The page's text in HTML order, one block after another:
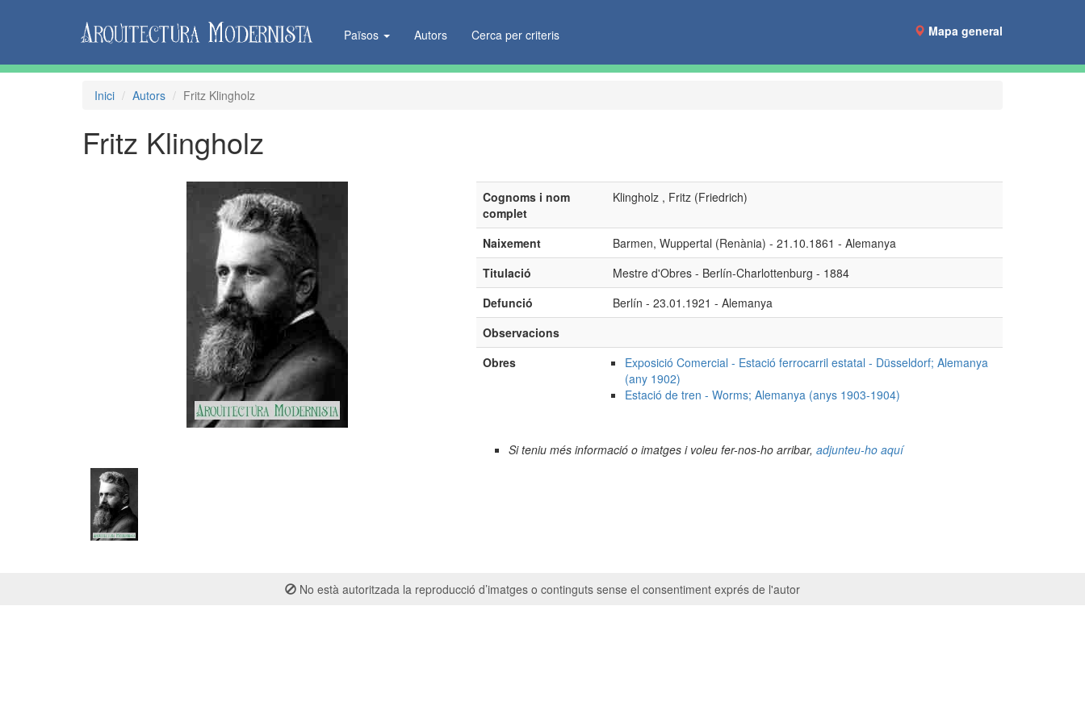
Països Autors Cerca per criteris Mapa general
Inici Autors Fritz Klingholz
Fritz Klingholz
Cognoms i nom
complet
Klingholz , Fritz (Friedrich)
Naixement
Barmen, Wuppertal (Renània) - 21.10.1861 - Alemanya
Titulació
Mestre d'Obres - Berlín-Charlottenburg - 1884
Defunció
Berlín - 23.01.1921 - Alemanya
Observacions
Obres
Exposició Comercial - Estació ferrocarril estatal - Düsseldorf; Alemanya
(any 1902)
Estació de tren - Worms; Alemanya (anys 1903-1904)
Si teniu més informació o imatges i voleu fer-nos-ho arribar, adjunteu-ho aquí
No està autoritzada la reproducció d’imatges o continguts sense el consentiment exprés de l'autor